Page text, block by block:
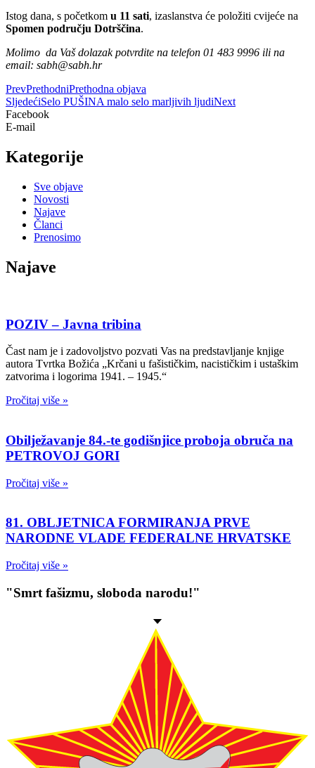
Istog dana, s početkom u 11 sati, izaslanstva će položiti cvijeće na
Spomen području Dotrščina.
Molimo da Vaš dolazak potvrdite na telefon 01 483 9996 ili na
email: sabh@sabh.hr
PrevPrethodniPrethodna objava
SljedećiSelo PUŠINA malo selo marljivih ljudiNext
Facebook
E-mail
Kategorije
Sve objave
Novosti
Najave
Članci
Prenosimo
Najave
POZIV – Javna tribina
Čast nam je i zadovoljstvo pozvati Vas na predstavljanje knjige
autora Tvrtka Božića „Krčani u fašističkim, nacističkim i ustaškim
zatvorima i logorima 1941. – 1945.“
Pročitaj više »
Obilježavanje 84.-te godišnjice proboja obruča na
PETROVOJ GORI
Pročitaj više »
81. OBLJETNICA FORMIRANJA PRVE
NARODNE VLADE FEDERALNE HRVATSKE
Pročitaj više »
"Smrt fašizmu, sloboda narodu!"